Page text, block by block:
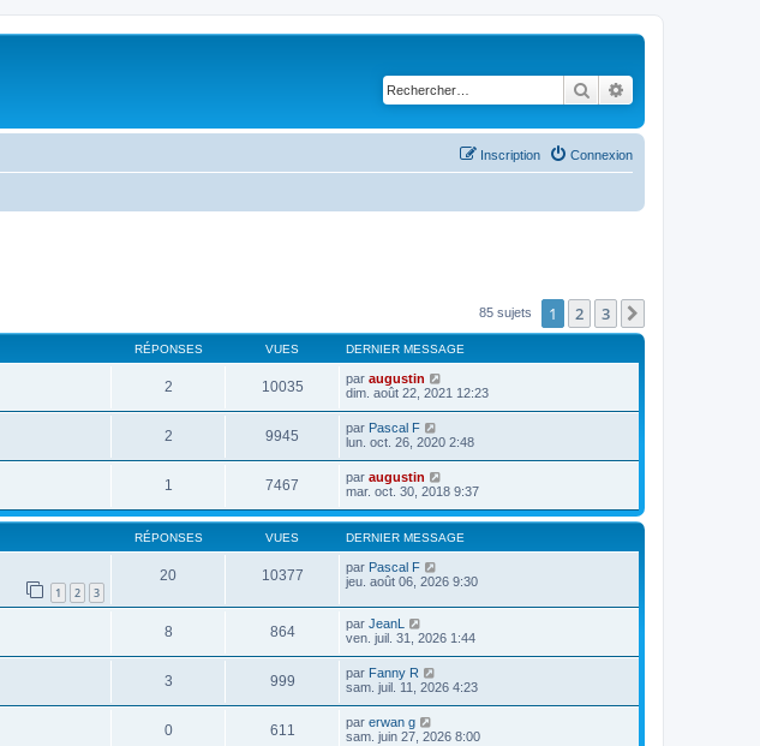
Rechercher
Connexion
Inscription
85 sujets 1 2 3
RÉPONSES VUES DERNIER MESSAGE
2 10035 par augustin
dim. août 22, 2021 12:23
2 9945 par Pascal F
lun. oct. 26, 2020 2:48
1 7467 par augustin
mar. oct. 30, 2018 9:37
RÉPONSES VUES DERNIER MESSAGE
1 2 3
20 10377 par Pascal F
jeu. août 06, 2026 9:30
8 864 par JeanL
ven. juil. 31, 2026 1:44
3 999 par Fanny R
sam. juil. 11, 2026 4:23
0 611 par erwan g
sam. juin 27, 2026 8:00